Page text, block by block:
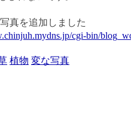
真を追加しました
cgi-bin/
植物 変な写真